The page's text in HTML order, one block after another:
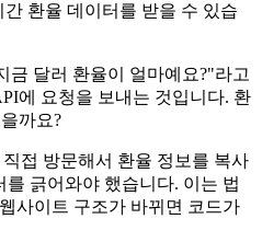
환율 데이터를 받을 수 있습
금 달러 환율이 얼마예요?"라고
에 요청을 보내는 것입니다. 환
까요?
접 방문해서 환율 정보를 복사
긁어와야 했습니다. 이는 법
사이트 구조가 바뀌면 코드가